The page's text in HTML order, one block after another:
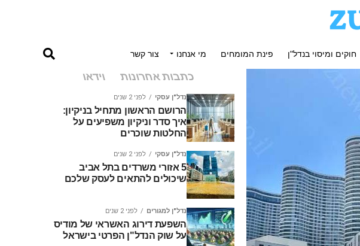
חוקים ומיסוי בנדל"ן פינת המומחים מי אנחנו צור קשר
כתבות אחרונות וידאו
נדל"ן עסקי לפני 2 שנים
הרושם הראשון מתחיל בניקיון:
איך סדר וניקיון משפיעים על
החלטות שוכרים
נדל"ן עסקי לפני 2 שנים
5 אזורי משרדים בתל אביב
שיכולים להתאים לעסק שלכם
נדל"ן למגורים לפני 2 שנים
השפעת דירוג האשראי של מודיס
על שוק הנדל"ן הפרטי בישראל